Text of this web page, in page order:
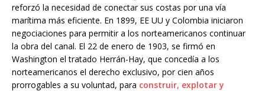
reforzó la necesidad de conectar sus costas por una vía
marítima más eficiente. En 1899, EE UU y Colombia iniciaron
negociaciones para permitir a los norteamericanos continuar
la obra del canal. El 22 de enero de 1903, se firmó en
Washington el tratado Herrán-Hay, que concedía a los
norteamericanos el derecho exclusivo, por cien años
prorrogables a su voluntad, para construir, explotar y